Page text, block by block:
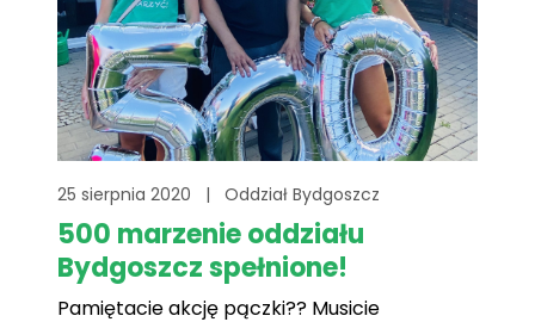
25 sierpnia 2020 | Oddział Bydgoszcz
500 marzenie oddziału
Bydgoszcz spełnione!
Pamiętacie akcję pączki?? Musicie